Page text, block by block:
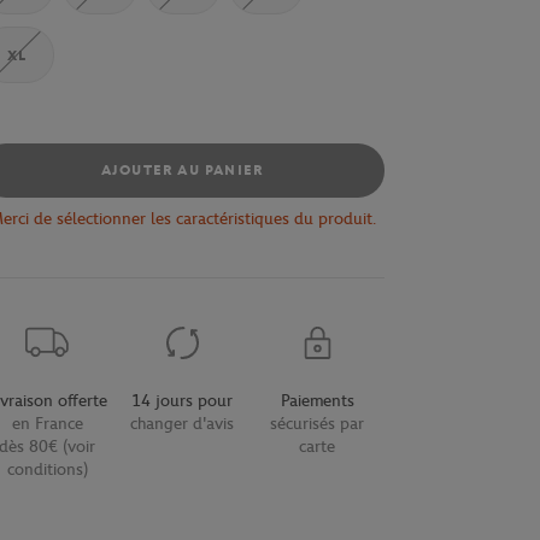
XL
AJOUTER AU PANIER
de sélectionner les caractéristiques du produit.
offerte
en France
dès 80€ (voir
conditions)
14 jours pour
changer d'avis
Paiements
sécurisés par
carte